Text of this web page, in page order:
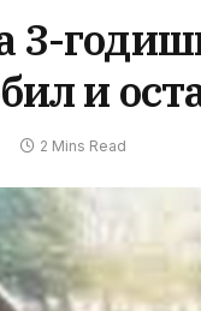
3-
и
2 Mins Read